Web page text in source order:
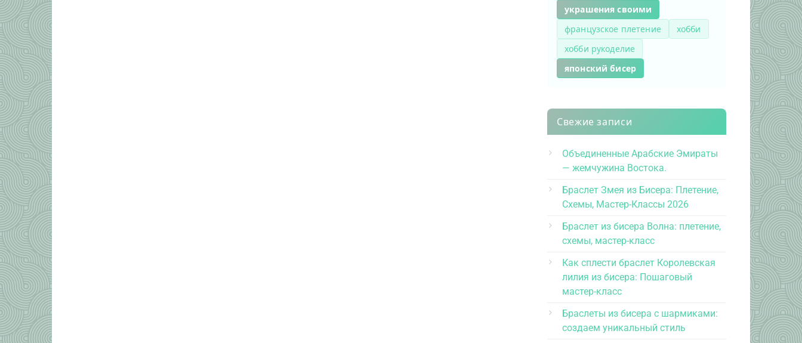
украшения своими
французское плетение
хобби
хобби рукоделие
японский бисер
Свежие записи
Объединенные Арабские Эмираты
— жемчужина Востока.
Браслет Змея из Бисера: Плетение,
Схемы, Мастер-Классы 2026
Браслет из бисера Волна: плетение,
схемы, мастер-класс
Как сплести браслет Королевская
лилия из бисера: Пошаговый
мастер-класс
Браслеты из бисера с шармиками:
создаем уникальный стиль